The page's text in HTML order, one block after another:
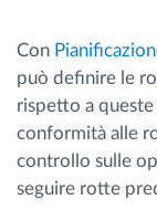
Con
può definire le
rispetto a
conformità alle
controllo sulle
seguire rotte